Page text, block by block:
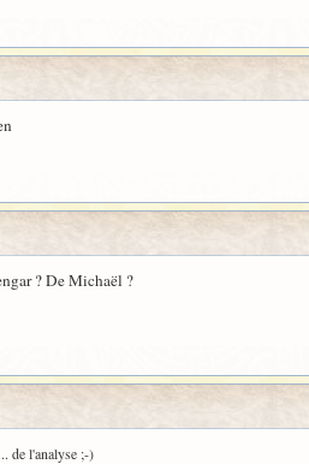
? De Michaël ?
... de l'analyse ;-)